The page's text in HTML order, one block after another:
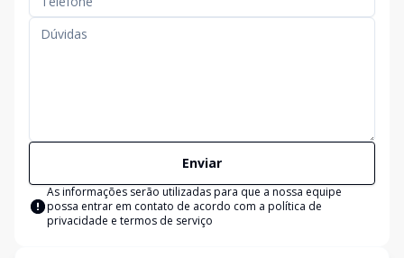
Enviar
As informações serão utilizadas para que a nossa equipe
possa entrar em contato de acordo com a política de
privacidade e termos de serviço